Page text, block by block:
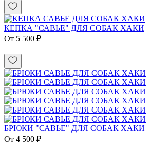
КЕПКА "САВЬЕ" ДЛЯ СОБАК ХАКИ
От 5 500 ₽
БРЮКИ "САВЬЕ" ДЛЯ СОБАК ХАКИ
От 4 500 ₽